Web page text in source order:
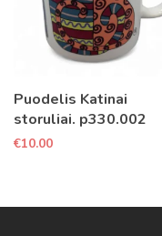
Puodelis Katinai
storuliai. p330.002
€10.00